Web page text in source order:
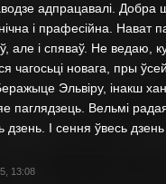
адпрацавалі.
і прафесійна. Нават
але і спяваў. Не
чагосьці новага, пры
Эльвіру, інакш
яе паглядзець. Вельмі
І сення ўвесь
13:08